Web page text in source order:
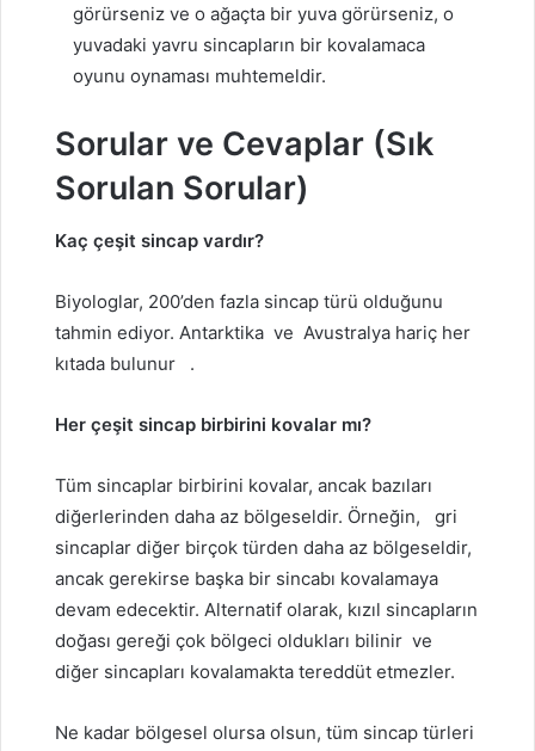
görürseniz ve o ağaçta bir yuva görürseniz, o
yuvadaki yavru sincapların bir kovalamaca
oyunu oynaması muhtemeldir.
Sorular ve Cevaplar (Sık
Sorulan Sorular)
Kaç çeşit sincap vardır?
Biyologlar, 200’den fazla sincap türü olduğunu
tahmin ediyor. Antarktika ve Avustralya hariç her
kıtada bulunur
.
Her çeşit sincap birbirini kovalar mı?
Tüm sincaplar birbirini kovalar, ancak bazıları
diğerlerinden daha az bölgeseldir. Örneğin,
gri
sincaplar diğer birçok türden daha az bölgeseldir,
ancak gerekirse başka bir sincabı kovalamaya
devam edecektir. Alternatif olarak, kızıl sincapların
doğası gereği çok bölgeci oldukları bilinir ve
diğer sincapları kovalamakta tereddüt etmezler.
Ne kadar bölgesel olursa olsun, tüm sincap türleri